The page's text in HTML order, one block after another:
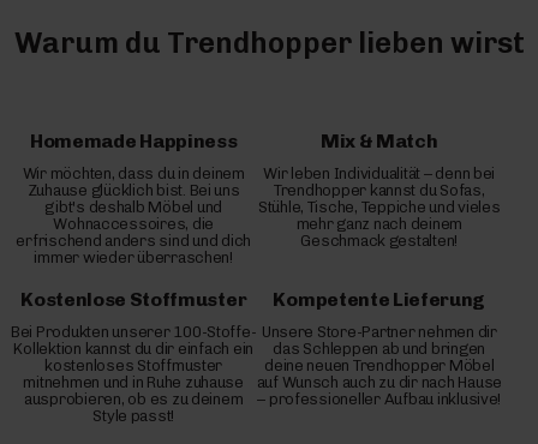
Warum du Trendhopper lieben wirst
Homemade Happiness
Wir möchten, dass du in deinem
Zuhause glücklich bist. Bei uns
gibt's deshalb Möbel und
Wohnaccessoires, die
erfrischend anders sind und dich
immer wieder überraschen!
Mix & Match
Wir leben Individualität – denn bei
Trendhopper kannst du Sofas,
Stühle, Tische, Teppiche und vieles
mehr ganz nach deinem
Geschmack gestalten!
Kostenlose Stoffmuster
Bei Produkten unserer 100-Stoffe-
Kollektion kannst du dir einfach ein
kostenloses Stoffmuster
mitnehmen und in Ruhe zuhause
ausprobieren, ob es zu deinem
Style passt!
Kompetente Lieferung
Unsere Store-Partner nehmen dir
das Schleppen ab und bringen
deine neuen Trendhopper Möbel
auf Wunsch auch zu dir nach Hause
– professioneller Aufbau inklusive!